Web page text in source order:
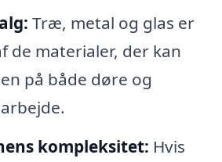
Træ, metal og glas er
de materialer, der kan
på både døre og
kompleksitet: Hvis